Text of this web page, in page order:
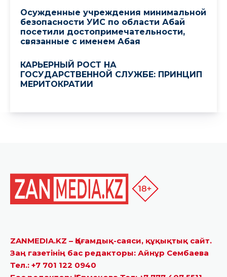
ZANMEDIA.KZ – Қоғамдық-саяси, құқықтық сайт.
Заң газетінің бас редакторы: Айнұр Сембаева
Тел.: +7 701 122 0940